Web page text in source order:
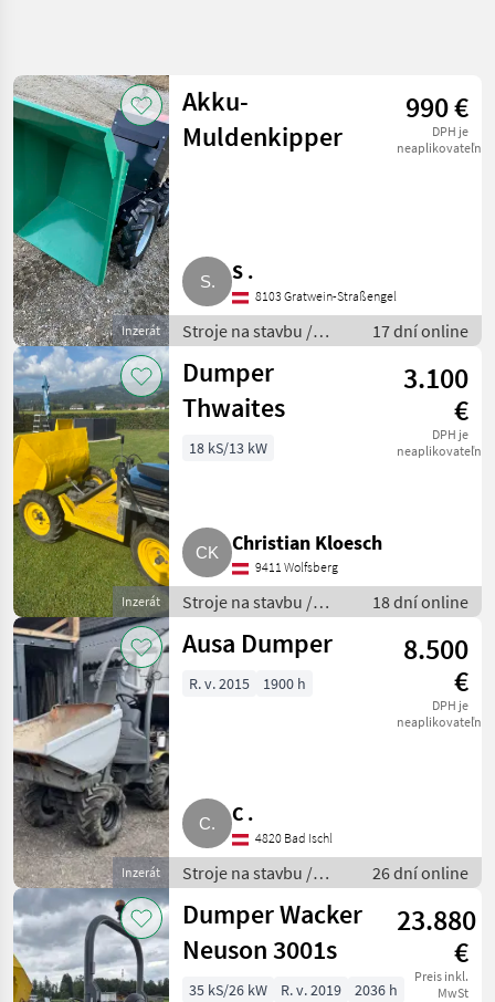
Inzerát
Akku-
Muldenkipper
990 €
DPH je
neaplikovateľné
S .
8103 Gratwein-Straßengel
Stroje na stavbu /
Sklápacie vozidlo
17 dní online
Inzerát
Dumper
Thwaites
3.100
€
DPH je
neaplikovateľné
18 kS/13 kW
Christian Kloesch
9411 Wolfsberg
Stroje na stavbu /
Sklápacie vozidlo
18 dní online
Inzerát
Ausa Dumper
8.500
€
DPH je
neaplikovateľné
R. v. 2015 1900 h
C .
4820 Bad Ischl
Stroje na stavbu /
Sklápacie vozidlo
26 dní online
Dumper Wacker
Neuson 3001s
23.880
€
Preis inkl.
MwSt
35 kS/26 kW R. v. 2019 2036 h